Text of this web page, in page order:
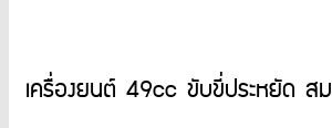
เครื่องยนต์ 49cc ขับขี่ประหยัด สม